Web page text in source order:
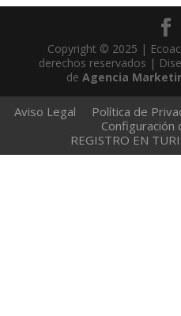
Copyright © 2025 |
derechos reservados |
de Agencia
Aviso Legal Política de
Configuración
REGISTRO EN